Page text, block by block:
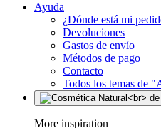
Ayuda
¿Dónde está mi
Devoluciones
Gastos de envío
Métodos de pago
Contacto
Todos los temas de
More inspiration